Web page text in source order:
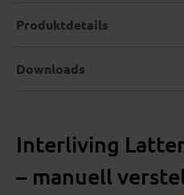
Interliving
– manuell
Produktdetails
Downloads